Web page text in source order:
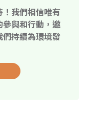
！我們相信唯有
與和行動，邀
持續為環境發